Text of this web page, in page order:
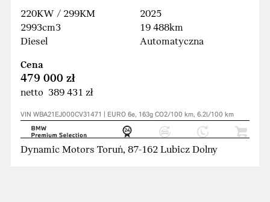
220KW / 299KM
2993cm3
Diesel
2025
19 488km
Automatyczna
Cena
479 000 zł
netto 389 431 zł
VIN WBA21EJ000CV31471 | EURO 6e, 163g CO2/100 km, 6.2l/100 km
Dynamic Motors Toruń, 87-162 Lubicz Dolny